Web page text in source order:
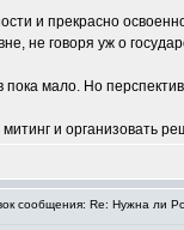
и прекрасно
не говоря уж о
мало. Но
и организовать
сообщения: Re: Нужна ли